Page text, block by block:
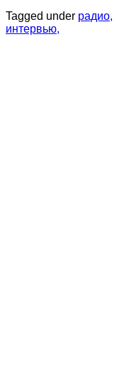
Tagged under радио,
интервью,